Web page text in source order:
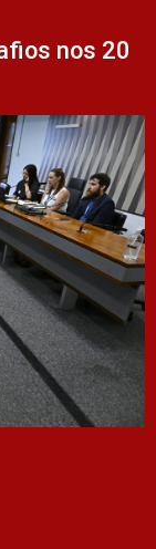
nos 20